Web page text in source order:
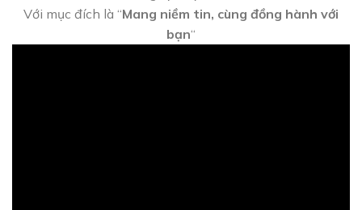
Với mục đích là “Mang niềm tin, cùng đồng hành với
bạn“